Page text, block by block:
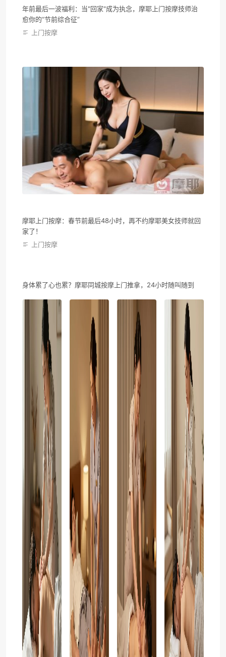
年前最后一波福利：当"回家"成为执念，摩耶上门按摩技师治
愈你的“节前综合征”
上门按摩
摩耶上门按摩：春节前最后48小时，再不约摩耶美女技师就回
家了！
上门按摩
身体累了心也累？摩耶同城按摩上门推拿，24小时随叫随到